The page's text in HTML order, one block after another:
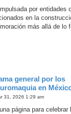
por entidades
en la
más allá de lo
general por los
en
31, 2026 1:29 am
página para